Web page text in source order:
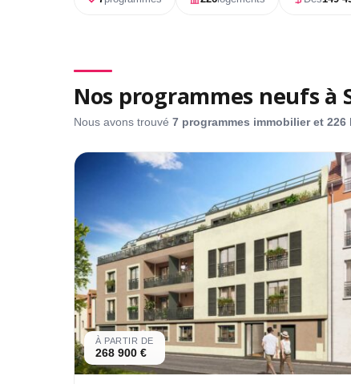
Nos programmes neufs à
Nous avons trouvé 7 programmes immobilier et
À PARTIR DE
268 900 €